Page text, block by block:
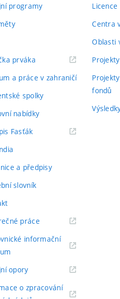
programy
prváka(externí
a práce v zahraničí
spolky
nabídky
Fasťák(externí
a předpisy
slovník
práce(externí
informační
opory(externí
o zpracování
Centra
Oblasti
Projekty
fondů